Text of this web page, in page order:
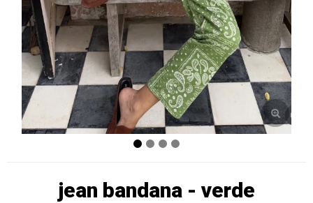
jean bandana - verde